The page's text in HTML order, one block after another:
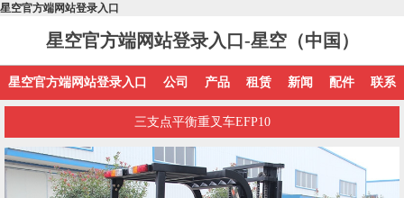
星空官方端网站登录入口
星空官方端网站登录入口-星空（中国）
星空官方端网站登录入口 公司 产品 租赁 新闻 配件 联系
三支点平衡重叉车EFP10